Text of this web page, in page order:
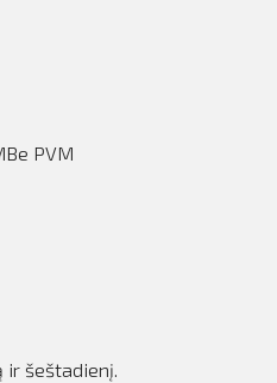
Be PVM
ir šeštadienį.